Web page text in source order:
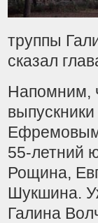
труппы
сказал
Напомним,
55-летний
Рощина,
Шукшина.
Галина